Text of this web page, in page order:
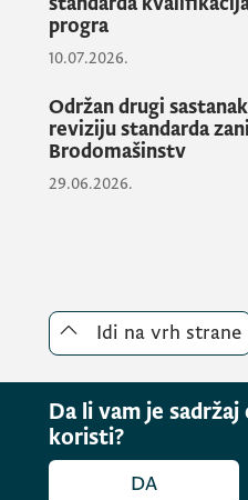
Projekat “Vještine za
zahvaljujući podršci
programa ”Jačanje
osoba sa
budućih katastrofa”.
progra
10.07.2026.
Održan drugi
reviziju standarda
Brodomašinstv
29.06.2026.
Idi na vrh strane
Da li vam je
koristi?
DA